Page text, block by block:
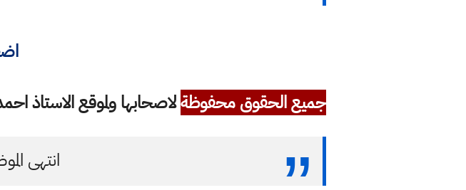
جميع الحقوق محفوظةلاصحابها ولموقع الاستاذ
انتهى